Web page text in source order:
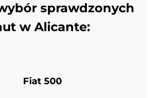
sprawdzonych
w Alicante:
Fiat 500